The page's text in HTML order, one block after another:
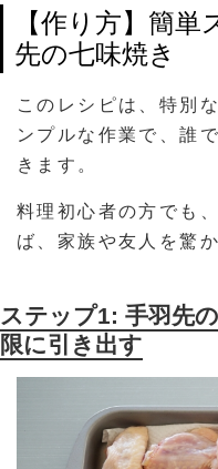
【作り方】簡
先の七味焼き
このレシピは、特別
ンプルな作業で、誰
きます。
料理初心者の方でも
ば、家族や友人を驚
ステップ1: 手羽先
限に引き出す